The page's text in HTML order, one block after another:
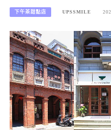
下午茶甜點店 UPSSMILE